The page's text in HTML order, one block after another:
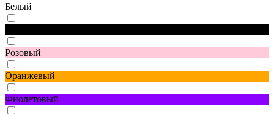
Белый
Розовый
Оранжевый
Фиолетовый